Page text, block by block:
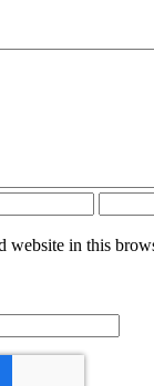
website in this